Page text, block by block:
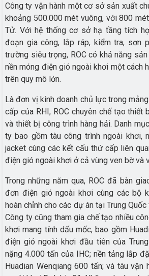
Công ty vận hành một cơ sở sản xuất
khoảng 500.000 mét vuông, với 800
Tử. Với hệ thống cơ sở hạ tầng tích
đoạn gia công, lắp ráp, kiểm tra, sơn
trường siêu trọng, ROC có khả năng
nền móng điện gió ngoài khơi một cách
trên quy mô lớn.
Là đơn vị kinh doanh chủ lực trong
cấp của RHI, ROC chuyên chế tạo thiết
và thiết bị công trình hàng hải. Danh
ty bao gồm tàu công trình ngoài khơi,
jacket cùng các kết cấu thứ cấp liên
điện gió ngoài khơi ở cả vùng ven bờ và
Trong những năm qua, ROC đã bàn
đơn điện gió ngoài khơi cùng các bộ
hoàn chỉnh cho các dự án tại Trung
Công ty cũng tham gia chế tạo nhiều
khơi mang tính dấu mốc, bao gồm
điện gió ngoài khơi đầu tiên của
nặng 4.000 tấn của IHC; nền tảng lắp
Huadian Wenqiang 600 tấn; và tàu vận